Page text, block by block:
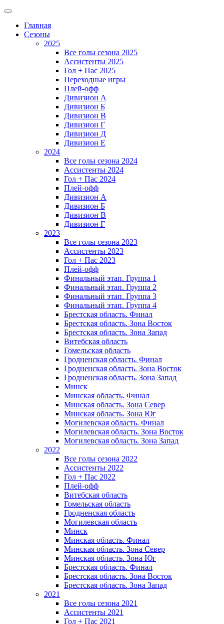
Главная
Сезоны
2025
Все голы сезона 2025
Ассистенты 2025
Гол + Пас 2025
Переходные игры
Плей-офф
Дивизион A
Дивизион Б
Дивизион В
Дивизион Г
Дивизион Д
Дивизион Е
2024
Все голы сезона 2024
Ассистенты 2024
Гол + Пас 2024
Плей-офф
Дивизион A
Дивизион Б
Дивизион В
Дивизион Г
2023
Все голы сезона 2023
Ассистенты 2023
Гол + Пас 2023
Плей-офф
Финальный этап. Группа 1
Финальный этап. Группа 2
Финальный этап. Группа 3
Финальный этап. Группа 4
Брестская область. Финал
Брестская область. Зона Восток
Брестская область. Зона Запад
Витебская область
Гомельская область
Гродненская область. Финал
Гродненская область. Зона Восток
Гродненская область. Зона Запад
Минск
Минская область. Финал
Минская область. Зона Север
Минская область. Зона Юг
Могилевская область. Финал
Могилевская область. Зона Восток
Могилевская область. Зона Запад
2022
Все голы сезона 2022
Ассистенты 2022
Гол + Пас 2022
Плей-офф
Витебская область
Гомельская область
Гродненская область
Могилевская область
Минск
Mинская область. Финал
Минская область. Зона Север
Минская область. Зона Юг
Брестская область. Финал
Брестская область. Зона Восток
Брестская область. Зона Запад
2021
Все голы сезона 2021
Ассистенты 2021
Гол + Пас 2021